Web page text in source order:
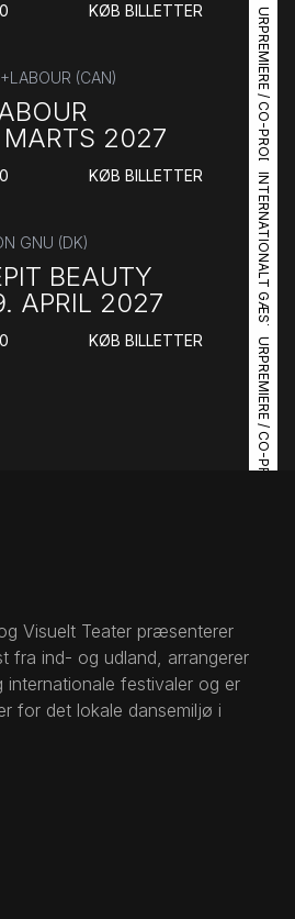
URPREMIERE / CO-PRODUKTION
KØB BILLETTER
(CAN)
MARTS 2027
INTERNATIONALT GÆSTESPIL
KØB BILLETTER
GNU (DK)
BEAUTY
APRIL 2027
URPREMIERE / CO-PRODUKTION
KØB BILLETTER
Visuelt Teater præsenterer
fra ind- og udland, arrangerer
internationale festivaler og er
for det lokale dansemiljø i